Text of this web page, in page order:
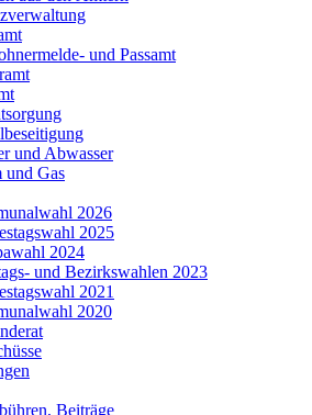
und Passamt
und Abwasser
und Gas
2026
2025
2024
und Bezirkswahlen 2023
2021
2020
Beiträge